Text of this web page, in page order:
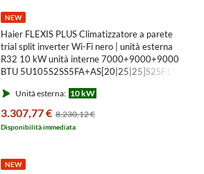
NEW
Haier FLEXIS PLUS Climatizzatore a parete
trial split inverter Wi-Fi nero | unità esterna
R32 10 kW unità interne 7000+9000+9000
BTU 5U105S2SS5FA+AS[20|25|25]S2SF1FA-
Unità esterna: 10 kW
3.307,77 € 8.230,12 €
Disponibilità immediata
NEW